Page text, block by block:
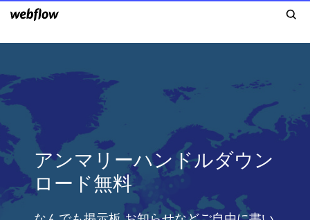
アンマリーハンドルダウン
ロード無料